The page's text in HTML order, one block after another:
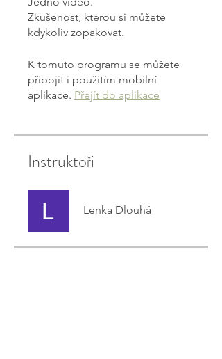
Zkušenost, kterou si můžete
kdykoliv zopakovat.
K tomuto programu se můžete
připojit i použitím mobilní
aplikace. Přejít do aplikace
Instruktoři
Lenka Dlouhá